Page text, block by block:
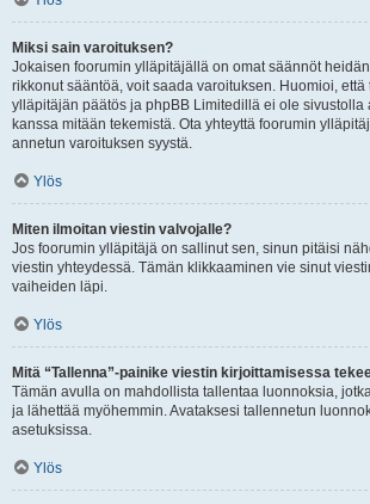
Miksi sain varoituksen?
Jokaisen foorumin ylläpitäjällä on omat säännöt
rikkonut sääntöä, voit saada varoituksen. Huomioi, että
ylläpitäjän päätös ja phpBB Limitedillä ei ole sivustolla
kanssa mitään tekemistä. Ota yhteyttä foorumin
annetun varoituksen syystä.
Ylös
Miten ilmoitan viestin valvojalle?
Jos foorumin ylläpitäjä on sallinut sen, sinun pitäisi
viestin yhteydessä. Tämän klikkaaminen vie sinut
vaiheiden läpi.
Ylös
Mitä “Tallenna”-painike viestin kirjoittamisessa
Tämän avulla on mahdollista tallentaa luonnoksia,
ja lähettää myöhemmin. Avataksesi tallennetun
asetuksissa.
Ylös